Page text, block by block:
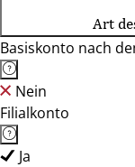
Art
Basiskonto nach
Nein
Filialkonto
Ja